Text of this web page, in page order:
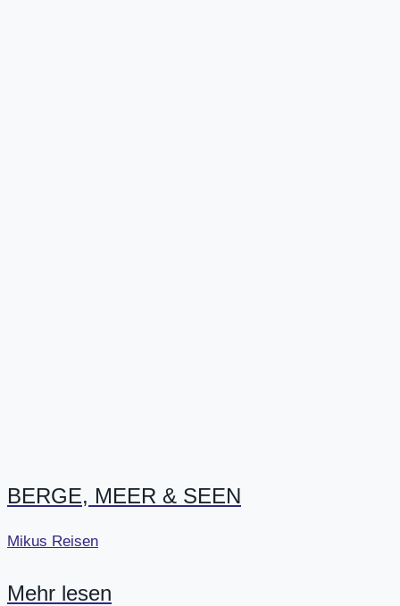
BERGE, MEER & SEEN
Mikus Reisen
Mehr lesen